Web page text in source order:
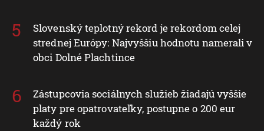
Slovenský teplotný rekord je rekordom celej
strednej Európy: Najvyššiu hodnotu namerali v
obci Dolné Plachtince
Zástupcovia sociálnych služieb žiadajú vyššie
platy pre opatrovateľky, postupne o 200 eur
každý rok